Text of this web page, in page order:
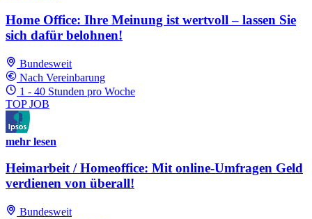
Home Office: Ihre Meinung ist wertvoll – lassen Sie
sich dafür belohnen!
Bundesweit
Nach Vereinbarung
1 - 40 Stunden pro Woche
TOP JOB
mehr lesen
Heimarbeit / Homeoffice: Mit online-Umfragen Geld
verdienen von überall!
Bundesweit